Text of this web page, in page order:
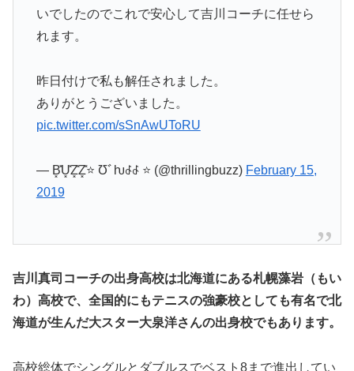
いでしたのでこれで安心して吉川コーチに任せら
れます。
昨日付けで私も解任されました。
ありがとうございました。
pic.twitter.com/sSnAwUToRU
— B͓̽U͓̽Z͓̽Z͓̽⭐️ Ʊﾞƕ꒭꒭ ⭐️ (@thrillingbuzz) February 15,
2019
吉川真司コーチの出身高校は北海道にある札幌藻岩（もい
わ）高校で、全国的にもテニスの強豪校としても有名で北
海道が生んだ大スター大泉洋さんの出身校でもあります。
高校総体でシングルとダブルスでベスト8まで進出してい